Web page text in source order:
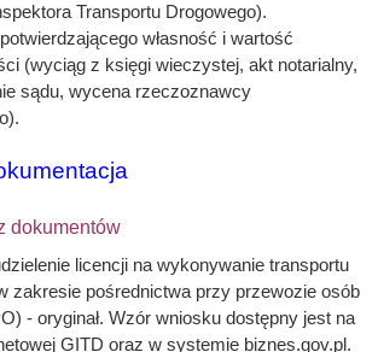
Transportu Drogowego).
własność i wartość
(wyciąg z księgi wieczystej, akt notarialny,
sądu, wycena rzeczoznawcy
dokumentów
licencji na wykonywanie transportu
zakresie pośrednictwa przy przewozie osób
- oryginał. Wzór wniosku dostępny jest na
GITD oraz w systemie biznes.gov.pl.